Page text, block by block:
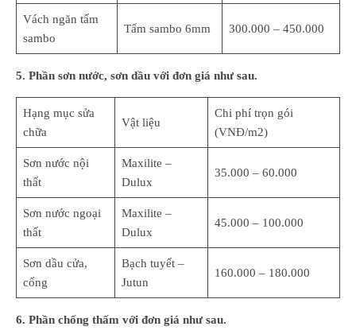
Vách ngăn tấm
sambo
Tấm sambo 6mm 300.000 – 450.000
5. Phần sơn nước, sơn dầu với đơn giá như sau.
Hạng mục sửa
chữa
Vật liệu
Chi phí trọn gói
(VNĐ/m2)
Sơn nước nội
thất
Maxilite –
Dulux
35.000 – 60.000
Sơn nước ngoại
thất
Maxilite –
Dulux
45.000 – 100.000
Sơn dầu cửa,
cổng
Bạch tuyết –
Jutun
160.000 – 180.000
6. Phần chống thấm với đơn giá như sau.